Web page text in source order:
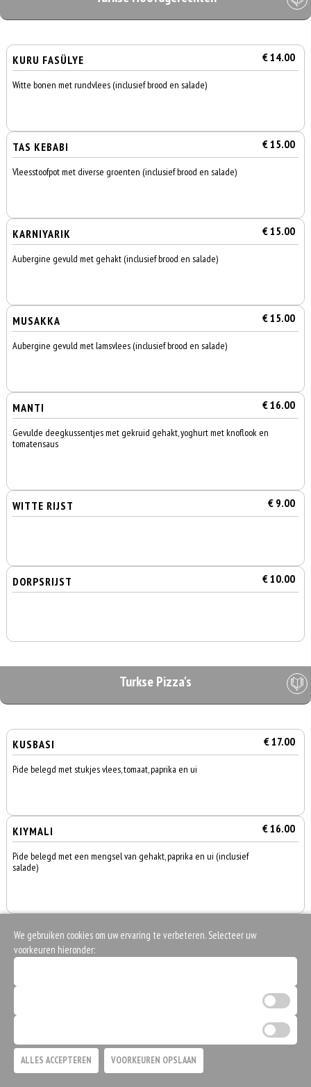
KURU FASÜLYE € 14.00
Witte bonen met rundvlees (inclusief brood en salade)
TAS KEBABI € 15.00
Vleesstoofpot met diverse groenten (inclusief brood en salade)
KARNIYARIK € 15.00
Aubergine gevuld met gehakt (inclusief brood en salade)
MUSAKKA € 15.00
Aubergine gevuld met lamsvlees (inclusief brood en salade)
MANTI € 16.00
Gevulde deegkussentjes met gekruid gehakt, yoghurt met knoflook en
tomatensaus
WITTE RIJST € 9.00
DORPSRIJST € 10.00
Turkse Pizza's
KUSBASI € 17.00
Pide belegd met stukjes vlees, tomaat, paprika en ui
KIYMALI € 16.00
Pide belegd met een mengsel van gehakt, paprika en ui (inclusief
salade)
PEYNIRLI
Pide belegd met féta kaas, paprika en ui
SUCUKLU € 16.00
Pide belegd met Turkse worst, kaas, paprika en ui
€ 0,00
We gebruiken cookies om uw ervaring te verbeteren. Selecteer uw
voorkeuren hieronder:
ALLES ACCEPTEREN VOORKEUREN OPSLAAN